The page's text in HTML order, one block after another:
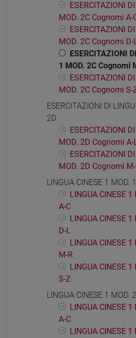
ESERCITAZIONI
MOD. 2C Cognomi A-
ESERCITAZIONI
MOD. 2C Cognomi D-
ESERCITAZIONI
1 MOD. 2C Cognomi
ESERCITAZIONI
MOD. 2C Cognomi S-
ESERCITAZIONI DI
2D
ESERCITAZIONI
MOD. 2D Cognomi A-
ESERCITAZIONI
MOD. 2D Cognomi
LINGUA CINESE 1 MOD. 1
LINGUA CINESE
A-C
LINGUA CINESE
D-L
LINGUA CINESE
M-R
LINGUA CINESE
S-Z
LINGUA CINESE 1 MOD. 2
LINGUA CINESE
A-C
LINGUA CINESE